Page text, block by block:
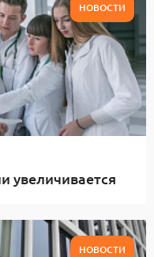
НОВОСТИ
увеличивается
НОВОСТИ